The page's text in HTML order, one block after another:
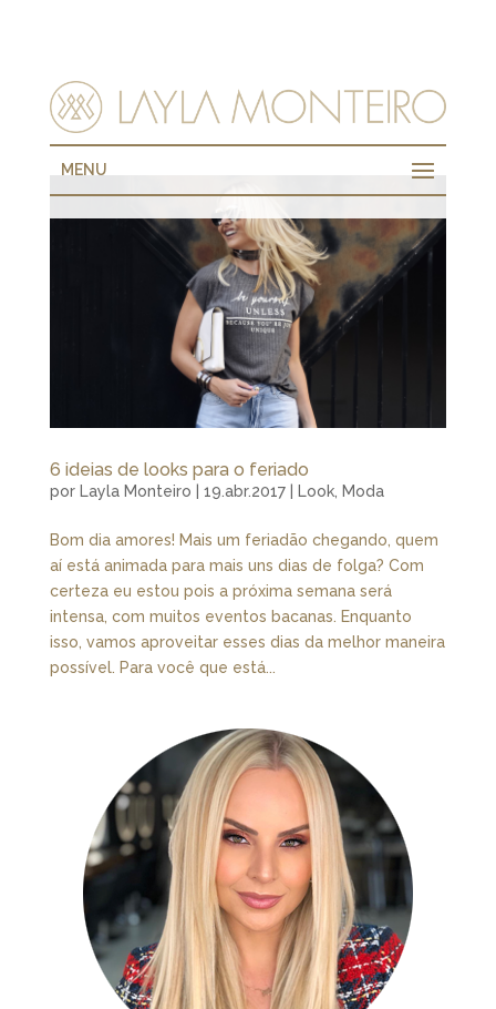
MENU
6 ideias de looks para o feriado
por Layla Monteiro 19.abr.2017| Look, Moda
Bom dia amores! Mais um feriadão chegando, quem
aí está animada para mais uns dias de folga? Com
certeza eu estou pois a próxima semana será
intensa, com muitos eventos bacanas. Enquanto
isso, vamos aproveitar esses dias da melhor maneira
possível. Para você que está...